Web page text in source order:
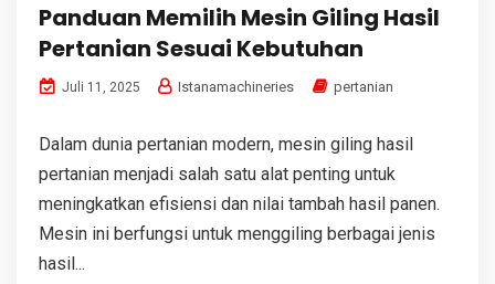
Panduan Memilih Mesin Giling Hasil
Pertanian Sesuai Kebutuhan
Juli 11, 2025 Istanamachineries pertanian
Dalam dunia pertanian modern, mesin giling hasil
pertanian menjadi salah satu alat penting untuk
meningkatkan efisiensi dan nilai tambah hasil panen.
Mesin ini berfungsi untuk menggiling berbagai jenis
hasil...